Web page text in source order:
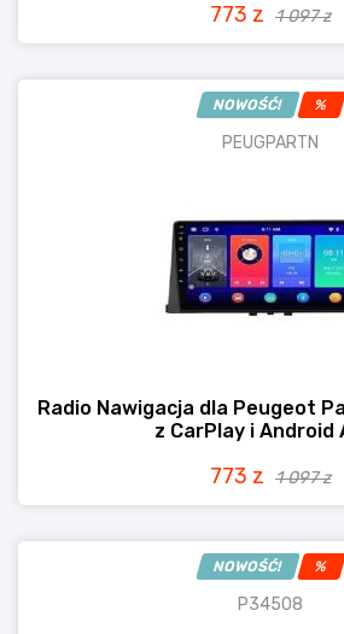
773 z 1 097 z
NOWOŚĆ! %
PEUGPARTN
Radio Nawigacja dla Peugeot
z CarPlay i Android
773 z 1 097 z
NOWOŚĆ! %
P34508